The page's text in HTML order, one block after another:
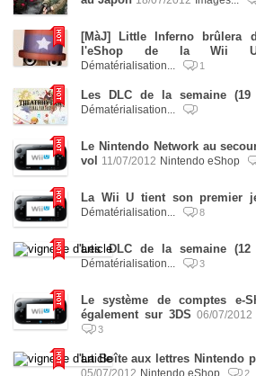
[MàJ] Little Inferno brûlera
l'eShop de la Wii
Dématérialisation...
1
Les DLC de la semaine (19
Dématérialisation...
Le Nintendo Network au
vol
11/07/2012 Nintendo eShop
La Wii U tient son premier
Dématérialisation...
8
Les DLC de la semaine (12
Dématérialisation...
3
Le système de comptes e-
également sur 3DS 06/07/2012
3
La Boîte aux lettres Nintendo
05/07/2012 Nintendo eShop 2